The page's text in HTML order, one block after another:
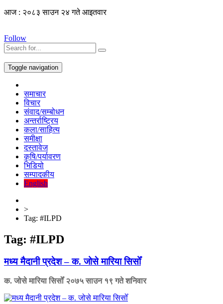
आज : २०८३ साउन २४ गते आइतवार
Follow
Toggle navigation
समाचार
विचार
संवाद/सम्बोधन
अन्तर्राष्ट्रिय
कला/साहित्य
समीक्षा
दस्तावेज
कृषि/पर्यावरण
भिडियो
सम्पादकीय
English
>
Tag: #ILPD
Tag: #ILPD
मध्य मैदानी प्रदेश – क. जोसे मारिया सिसोँ
क. जोसे मारिया सिसोँ २०७५ साउन १९ गते शनिवार